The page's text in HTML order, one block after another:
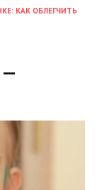
КАК ОБЛЕГЧИТЬ
—